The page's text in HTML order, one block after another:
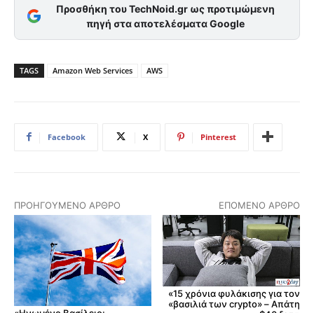
Προσθήκη του TechNoid.gr ως προτιμώμενη
πηγή στα αποτελέσματα Google
TAGS Amazon Web Services AWS
Facebook X Pinterest
ΠΡΟΗΓΟΎΜΕΝΟ ΆΡΘΡΟ ΕΠΌΜΕΝΟ ΆΡΘΡΟ
«15 χρόνια φυλάκισης για τον
«βασιλιά των crypto» – Απάτη